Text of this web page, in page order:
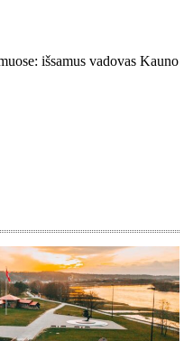
išsamus vadovas Kauno